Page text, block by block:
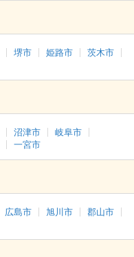
堺市 姫路市
茨木市
沼津市
岐阜市
一宮市
広島市 旭川市
郡山市